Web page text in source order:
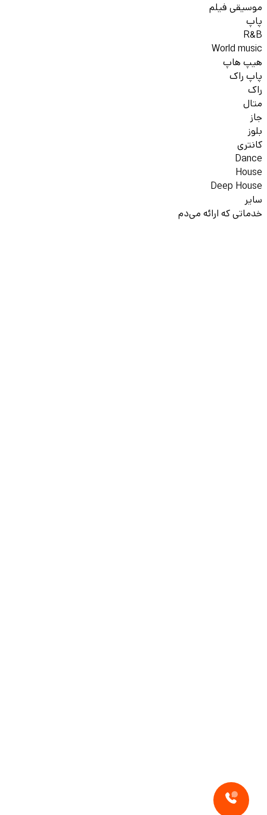
موسیقی فیلم
پاپ
R&B
World music
هیپ هاپ
پاپ راک
راک
متال
جاز
بلوز
کانتری
Dance
House
Deep House
سایر
خدماتی که ارائه می‌دم